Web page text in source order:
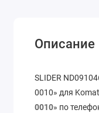
Описание
SLIDER
0010» для
0010» по